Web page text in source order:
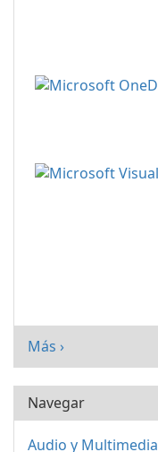
Más ›
Navegar
Audio y Multimedia